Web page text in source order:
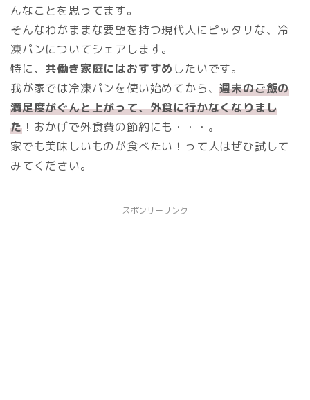
んなことを思ってます。
そんなわがままな要望を持つ現代人にピッタリな、冷
凍パンについてシェアします。
特に、 共働き家庭にはおすすめ したいです。
我が家では冷凍パンを使い始めてから、週末のご飯の
満足度がぐんと上がって、外食に行かなくなりまし
た！おかげで外食費の節約にも・・・。
家でも美味しいものが食べたい！って人はぜひ試して
みてください。
スポンサーリンク